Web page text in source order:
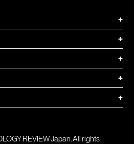
+
+
+
+
+
REVIEW Japan. All rights